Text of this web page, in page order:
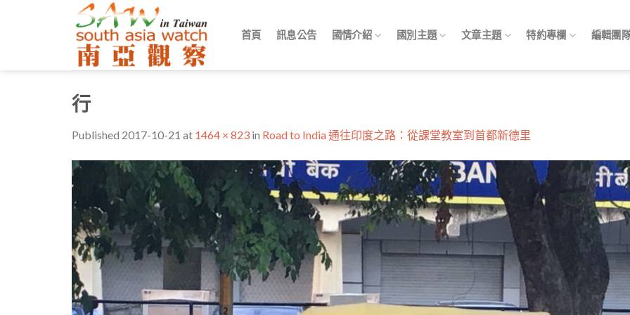
首頁 訊息公告 國情介紹 國別主題 文章主題 特約專欄 編輯團
行
Published 2017-10-21 at 1464 × 823 in Road to India 通往印度之路：從課堂教室到首都新德里